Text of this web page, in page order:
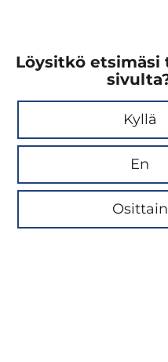
Löysitkö etsimäsi
Kyllä
En
Osittain